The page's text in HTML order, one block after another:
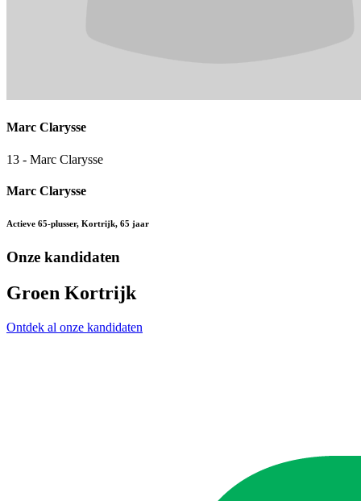
Marc Clarysse
13 - Marc Clarysse
Marc Clarysse
Actieve 65-plusser, Kortrijk, 65 jaar
Onze kandidaten
Groen Kortrijk
Ontdek al onze kandidaten